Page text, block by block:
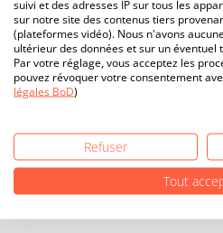
suivi et des adresses IP sur tous les
sur notre site des contenus tiers
(plateformes vidéo). Nous n'avons
ultérieur des données et sur un
Par votre réglage, vous acceptez les
pouvez révoquer votre consentement
légales BoD)
Refuser
Tout